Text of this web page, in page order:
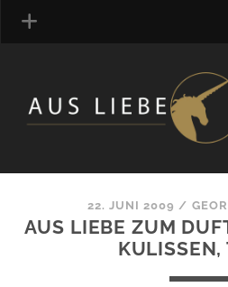
MANUFAKTUREN
DUFTNOTEN
KOMMENTARE
22. JUNI 2009 /
AUS LIEBE ZUM
KULISSEN,